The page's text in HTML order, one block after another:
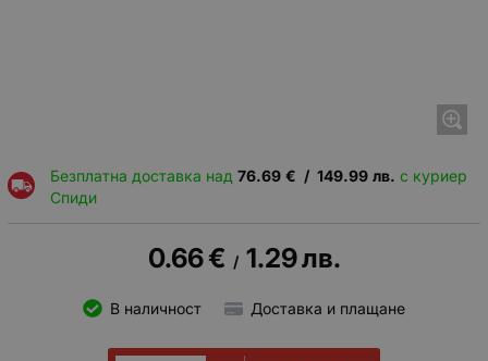
Безплатна доставка над 76.69 € / 149.99 лв. с куриер
Спиди
0.66€ / 1.29лв.
В наличност Доставка и плащане